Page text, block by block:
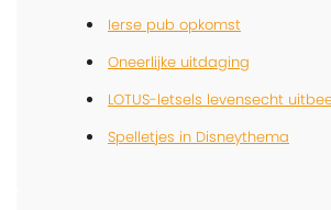
Ierse pub opkomst
Oneerlijke uitdaging
LOTUS-letsels levensecht
Spelletjes in Disneythema